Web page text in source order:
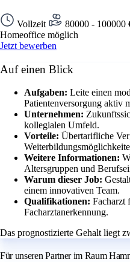
Vollzeit 80000 - 100000
Homeoffice möglich
Jetzt bewerben
Auf einen Blick
Aufgaben: Leite einen
Patientenversorgung aktiv
Unternehmen:
kollegialen Umfeld.
Vorteile: Übertarifliche
Weitere Informationen:
Altersgruppen und
Warum dieser Job:
einem innovativen Team.
Qualifikationen: Facharzt
Facharztanerkennung.
Das prognostizierte Gehalt liegt
Für unseren Partner im Raum